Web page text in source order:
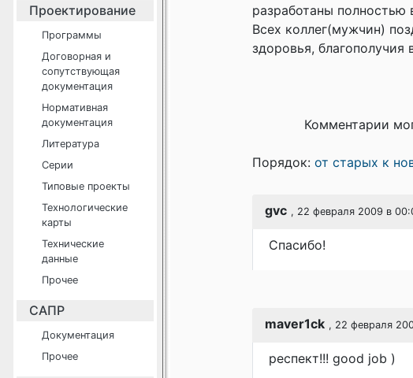
Проектирование
Программы
Договорная и
сопутствующая
документация
Нормативная
документация
Литература
Серии
Типовые проекты
Технологические
карты
Технические
данные
Прочее
САПР
Документация
Прочее
разработаны полностью
Всех коллег(мужчин)
здоровья, благополучия
Комментарии
Порядок: от старых к
gvc , 22 февраля 2009 в
Спасибо!
maver1ck , 22 февраля
респект!!! good job )